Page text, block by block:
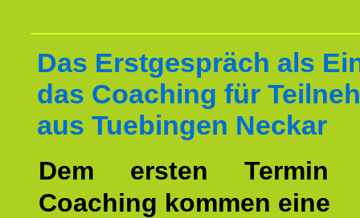
Das Erstgespräch als
das Coaching für
aus Tuebingen Neckar
Dem ersten
Coaching kommen eine